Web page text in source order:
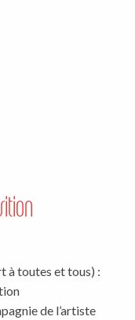
à toutes et tous) :
de l’artiste